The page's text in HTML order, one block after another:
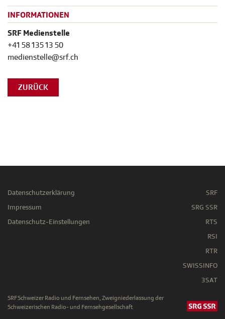
INFORMATIONEN
SRF Medienstelle
+41 58 135 13 50
medienstelle@srf.ch
ZURÜCK
Datenschutzerklärung
Impressum
Datenschutz-Einstellungen
SRF
SRG SSR
RTS
RSI
RTR
SWISSINFO
3SAT
SRF Schweizer Radio und Fernsehen, Zweigniederlassung der
Schweizerischen Radio- und Fernsehgesellschaft